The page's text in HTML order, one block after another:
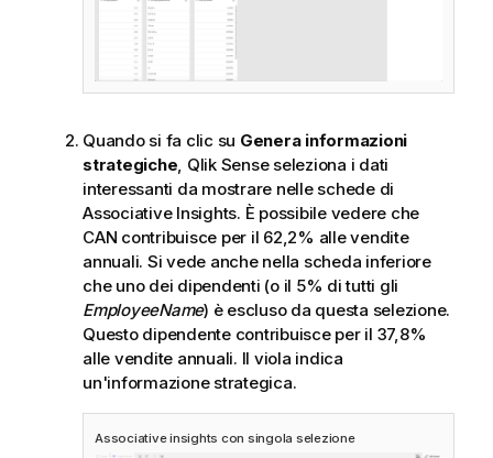
Quando si fa clic su Genera informazioni
strategiche, Qlik Senseseleziona i dati
interessanti da mostrare nelle schede di
Associative Insights. È possibile vedere che
CAN contribuisce per il 62,2% alle vendite
annuali. Si vede anche nella scheda inferiore
che uno dei dipendenti (o il 5% di tutti gli
EmployeeName) è escluso da questa selezione.
Questo dipendente contribuisce per il 37,8%
alle vendite annuali. Il viola indica
un'informazione strategica.
Associative insights con singola selezione